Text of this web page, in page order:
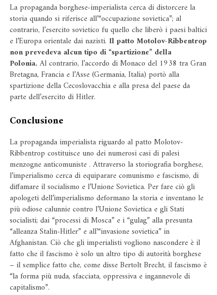
La propaganda borghese-imperialista cerca di distorcere la
storia quando si riferisce all’“occupazione sovietica”; al
contrario, l’esercito sovietico fu quello che liberò i paesi baltici
e l’Europa orientale dai nazisti. Il patto Motolov-Ribbentrop
non prevedeva alcun tipo di “spartizione” della
Polonia. Al contrario, l’accordo di Monaco del 1938 tra Gran
Bretagna, Francia e l’Asse (Germania, Italia) portò alla
spartizione della Cecoslovacchia e alla presa del paese da
parte dell’esercito di Hitler.
Conclusione
La propaganda imperialista riguardo al patto Molotov-
Ribbentrop costituisce uno dei numerosi casi di palesi
menzogne ​​anticomuniste . Attraverso la storiografia borghese,
l’imperialismo cerca di equiparare comunismo e fascismo, di
diffamare il socialismo e l’Unione Sovietica. Per fare ciò gli
apologeti dell’imperialismo deformano la storia e inventano le
più odiose calunnie contro l’Unione Sovietica e gli Stati
socialisti; dai “processi di Mosca” e i “gulag” alla presunta
“alleanza Stalin-Hitler” e all’“invasione sovietica” in
Afghanistan. Ciò che gli imperialisti vogliono nascondere è il
fatto che il fascismo è solo un altro tipo di autorità borghese
– il semplice fatto che, come disse Bertolt Brecht, il fascismo è
“la forma più nuda, sfacciata, oppressiva e ingannevole di
capitalismo”.